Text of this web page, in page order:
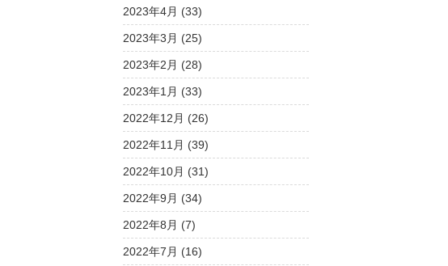
2023年4月 (33)
2023年3月 (25)
2023年2月 (28)
2023年1月 (33)
2022年12月 (26)
2022年11月 (39)
2022年10月 (31)
2022年9月 (34)
2022年8月 (7)
2022年7月 (16)